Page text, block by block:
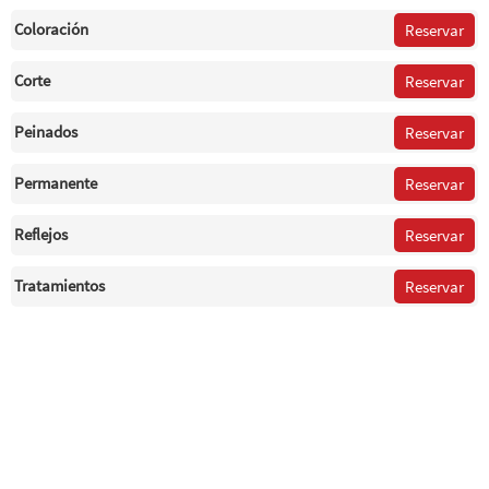
Coloración Reservar
Corte Reservar
Peinados Reservar
Permanente Reservar
Reflejos Reservar
Tratamientos Reservar